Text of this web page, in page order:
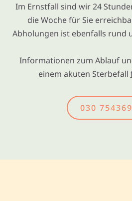
Im Ernstfall sind wir 24
die Woche für Sie
Abholungen ist ebenfalls rund
Informationen zum Ablauf
einem akuten Sterbefall
030